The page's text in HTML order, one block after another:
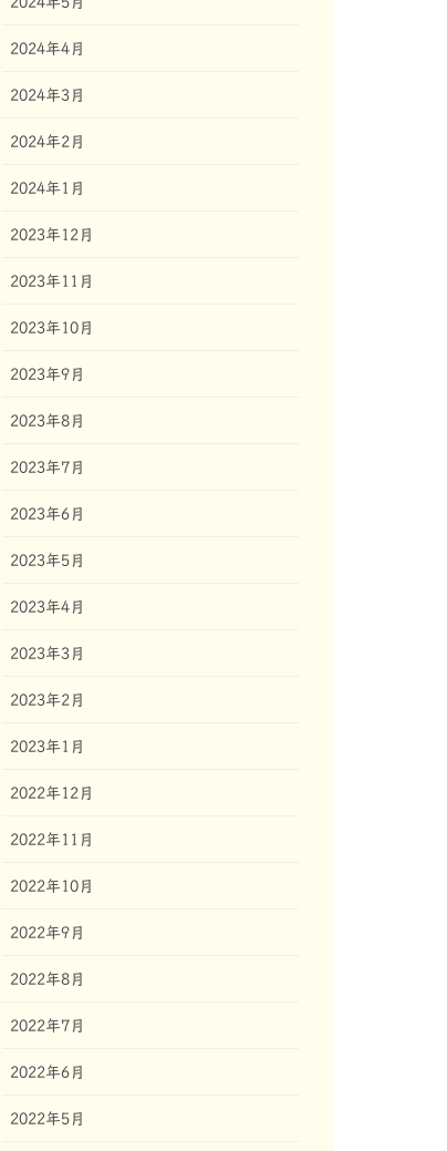
2024年4月
2024年3月
2024年2月
2024年1月
2023年12月
2023年11月
2023年10月
2023年9月
2023年8月
2023年7月
2023年6月
2023年5月
2023年4月
2023年3月
2023年2月
2023年1月
2022年12月
2022年11月
2022年10月
2022年9月
2022年8月
2022年7月
2022年6月
2022年5月